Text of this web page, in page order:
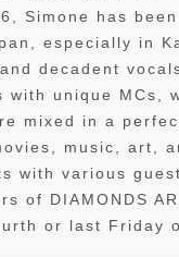
Simone has
especially in
decadent
with unique MCs,
mixed in a
music, art,
with various
of DIAMONDS
or last Friday